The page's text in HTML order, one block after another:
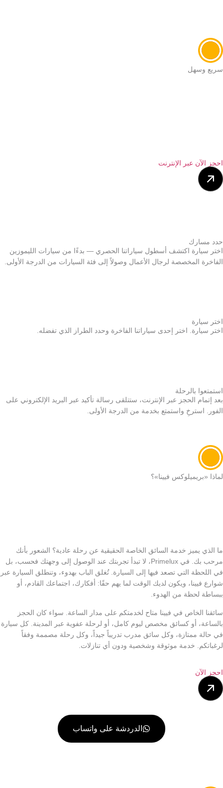
سريع وسهل
احجز الآن عبر الإنترنت
حدد مسارك
اختر سيارة اكتشف أسطول سياراتنا الحصري — بدءًا من سيارات الليموزين
الفاخرة المخصصة لرجال الأعمال وصولاً إلى فئة السيارات من الدرجة الأولى.
اختر سيارة
اختر سيارة. اختر إحدى سياراتنا الفاخرة وحدد الطراز الذي تفضله.
استمتعوا بالرحلة
بعد إتمام الحجز عبر الإنترنت، ستتلقى رسالة تأكيد عبر البريد الإلكتروني على
الفور. استرخِ واستمتع بخدمة من الدرجة الأولى.
لماذا «بريميلوكس فيينا»؟
ما الذي يميز خدمة السائق الخاصة الحقيقية عن رحلة عادية؟ الشعور بأنك
مرحب بك. في Primelux، لا تبدأ تجربتك عند الوصول إلى وجهتك فحسب، بل
في اللحظة التي تصعد فيها إلى السيارة. تُغلق الباب بهدوء، وتنطلق السيارة عبر
شوارع فيينا، ويكون لديك الوقت لما يهم حقًا: أفكارك، اجتماعك القادم، أو
ببساطة لحظة من الهدوء.
سائقنا الخاص في فيينا متاح لخدمتكم على مدار الساعة. سواء كان الحجز
بالساعة، أو كسائق مخصص ليوم كامل، أو لرحلة عفوية عبر المدينة. كل سيارة
في حالة ممتازة، وكل سائق مدرب تدريباً جيداً، وكل رحلة مصممة وفقاً
لرغباتكم. خدمة موثوقة وشخصية ودون أي تنازلات.
احجز الآن
الدردشة على واتساب